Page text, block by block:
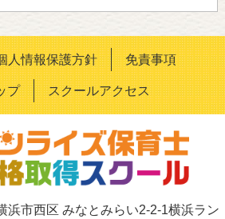
人情報保護方針 免責事項
プ スクールアクセス
浜市西区 みなとみらい2-2-1横浜ラン